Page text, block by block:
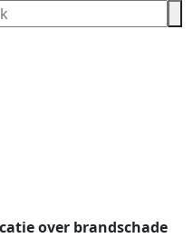
over brandschade